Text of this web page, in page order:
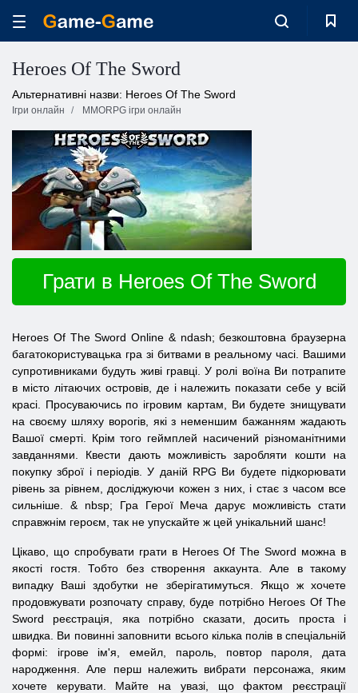
Heroes Of The Sword
Альтернативні назви: Heroes Of The Sword
Ігри онлайн MMORPG ігри онлайн
Грати в Heroes Of The Sword
Heroes Of TheSword Online & ndash; безкоштовна браузерна
багатокористувацька гра зі битвами в реальному часі. Вашими
супротивниками будуть живі гравці. У ролі воїна Ви потрапите
в місто літаючих островів, де і належить показати себе у всій
красі. Просуваючись по ігровим картам, Ви будете знищувати
на своєму шляху ворогів, які з неменшим бажанням жадають
Вашої смерті. Крім того геймплей насичений різноманітними
завданнями. Квести дають можливість заробляти кошти на
покупку зброї і періодів. У даній RPG Ви будете підкорювати
рівень за рівнем, досліджуючи кожен з них, і стає з часом все
сильніше. & nbsp; Гра Герої Меча дарує можливість стати
справжнім героєм, так не упускайте ж цей унікальний шанс!
Цікаво, що спробувати грати в HeroesOfTheSword можна в
якості гостя. Тобто без створення аккаунта. Але в такому
випадку Ваші здобутки не зберігатимуться. Якщо ж хочете
продовжувати розпочату справу, буде потрібно Heroes OfThe
Sword реєстрація, яка потрібно сказати, досить проста і
швидка. Ви повинні заповнити всього кілька полів в спеціальній
формі: ігрове ім'я, емейл, пароль, повтор пароля, дата
народження. Але перш належить вибрати персонажа, яким
хочете керувати. Майте на увазі, що фактом реєстрації